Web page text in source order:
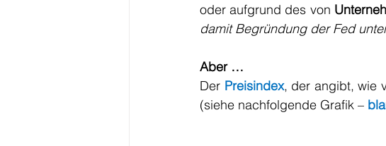
oder aufgrund des von
damit Begründung der Fed
Aber …
Der Preisindex, der angibt, wie
(siehe nachfolgende Grafik –